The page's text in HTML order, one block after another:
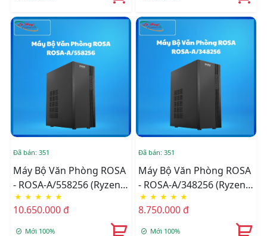
Đã bán: 351
Máy Bộ Văn Phòng ROSA
- ROSA-A/558256 (Ryzen 5
5500GT/ MB A520/ RAM
8G/ SSD 256G/ Phím
Chuột Dây USB/ WIN 11
★ ★ ★ ★ ★
10.650.000 đ
Mới 100%
Đã bán: 351
Máy Bộ Văn Phòng ROSA
- ROSA-A/348256 (Ryzen 5
3400G/ MB A520/ RAM
8G/ SSD 256G/ Phím
Chuột Dây USB/ WIN 11
★ ★ ★ ★ ★
8.750.000 đ
Mới 100%